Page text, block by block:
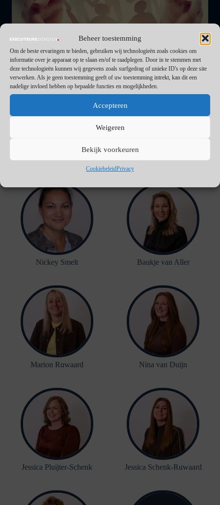
Beheer toestemming
Om de beste ervaringen te bieden, gebruiken wij technologieën zoals cookies om
informatie over je apparaat op te slaan en/of te raadplegen. Door in te stemmen met
deze technologieën kunnen wij gegevens zoals surfgedrag of unieke ID's op deze site
verwerken. Als je geen toestemming geeft of uw toestemming intrekt, kan dit een
nadelige invloed hebben op bepaalde functies en mogelijkheden.
Accepteren
Weigeren
Bekijk voorkeuren
CookiebeleidPrivacy
Team:
Nickey Smelt Baukje van Aller
Marion Ruwaard Nina van Duijn
Jessica Pluijter-Schenk Jessica Schenk-Ruwaard